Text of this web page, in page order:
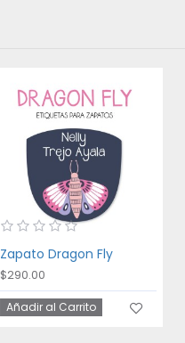
Zapato Dragon Fly
$290.00
Añadir al Carrito